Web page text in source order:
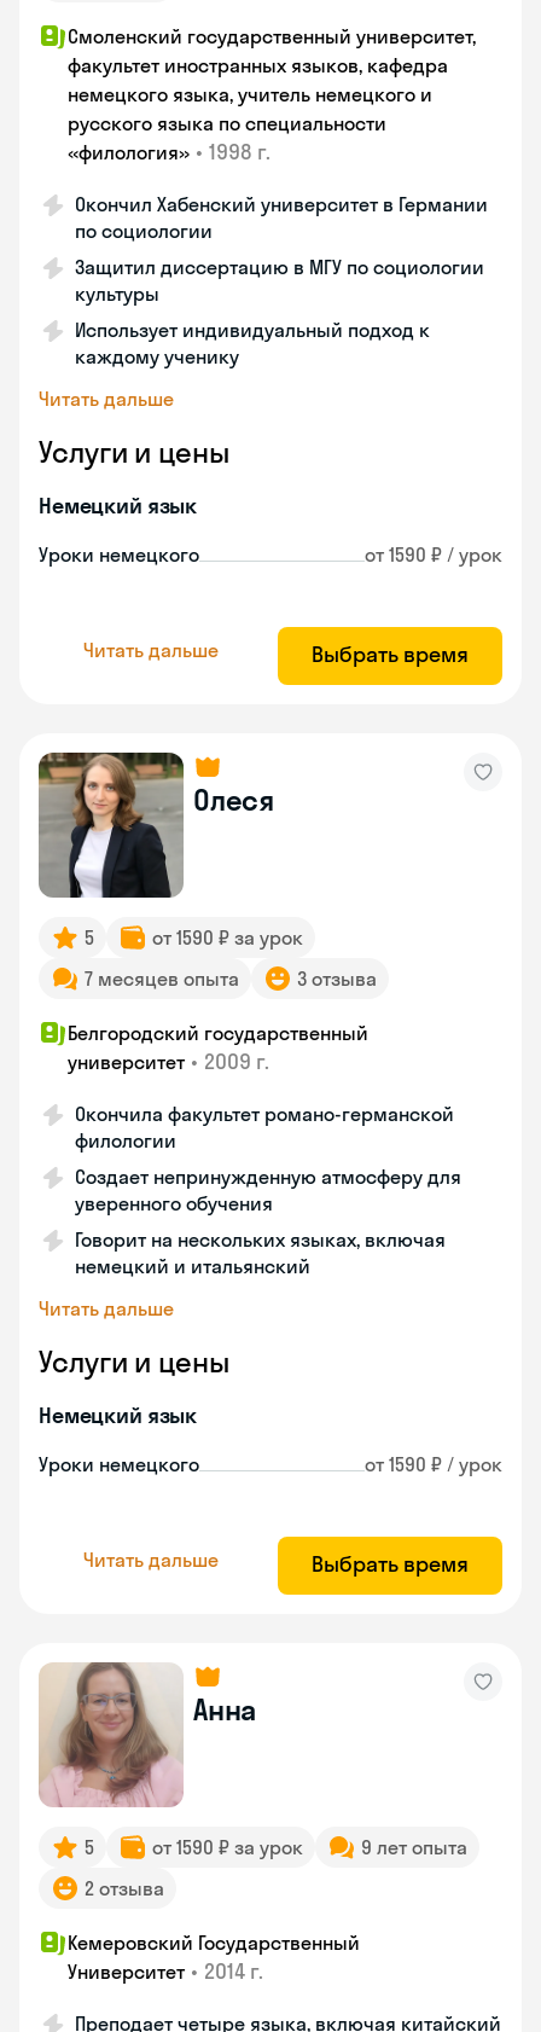
Смоленский государственный университет,
факультет иностранных языков, кафедра
немецкого языка, учитель немецкого и
русского языка по специальности
«филология» • 1998 г.
Окончил Хабенский университет в Германии
по социологии
Защитил диссертацию в МГУ по социологии
культуры
Использует индивидуальный подход к
каждому ученику
Читать дальше
Услуги и цены
Немецкий язык
Уроки немецкого от 1590 ₽ / урок
Читать дальше Выбрать время
Олеся
5
от 1590 ₽ за урок
7 месяцев опыта
3 отзыва
Белгородский государственный
университет • 2009 г.
Окончила факультет романо-германской
филологии
Создает непринужденную атмосферу для
уверенного обучения
Говорит на нескольких языках, включая
немецкий и итальянский
Читать дальше
Услуги и цены
Немецкий язык
Уроки немецкого от 1590 ₽ / урок
Читать дальше Выбрать время
Анна
5 от 1590 ₽ за урок
9 лет опыта
2 отзыва
Кемеровский Государственный
Университет • 2014 г.
Преподает четыре языка, включая китайский